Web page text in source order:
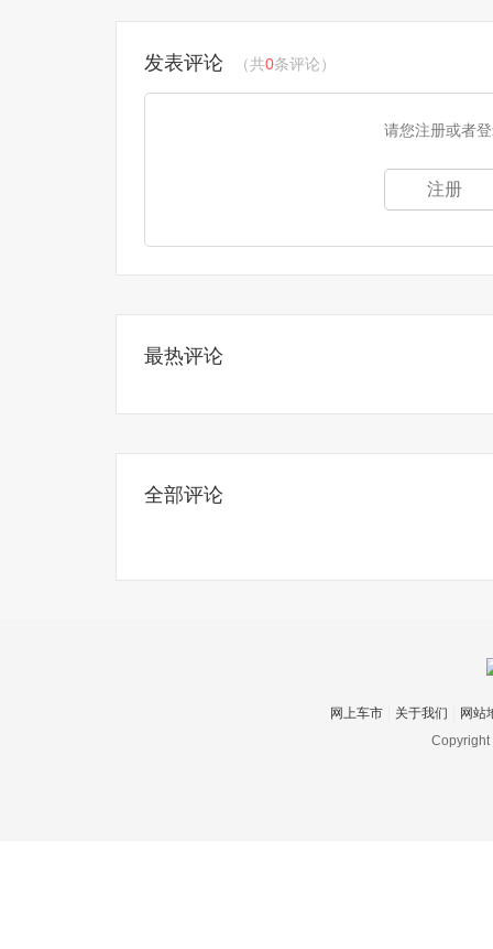
发表评论 （共0条评论）
请您注册或者
注册
最热评论
全部评论
网上车市 关于我们
网站